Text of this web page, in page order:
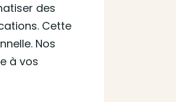
des
Cette
Nos
à vos